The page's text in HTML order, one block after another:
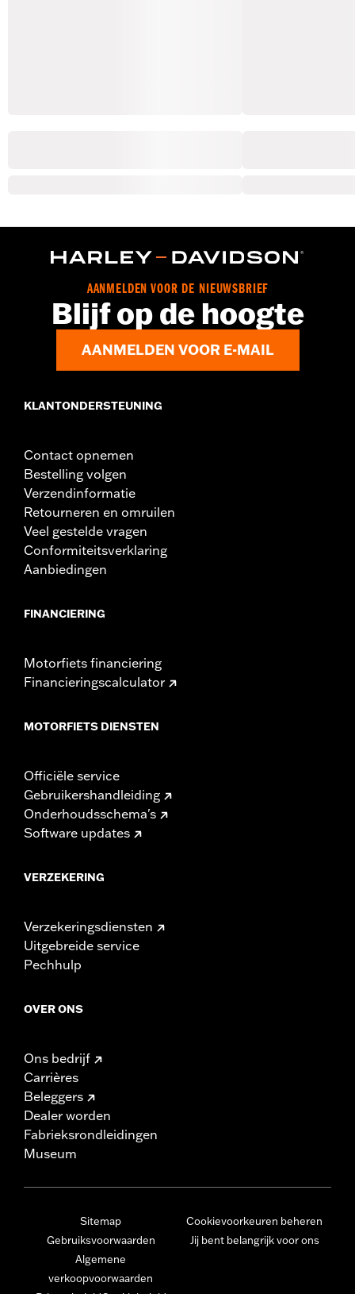
AANMELDEN VOOR DE NIEUWSBRIEF
Blijf op de hoogte
AANMELDEN VOOR E-MAIL
KLANTONDERSTEUNING
Contact opnemen
Bestelling volgen
Verzendinformatie
Retourneren en omruilen
Veel gestelde vragen
Conformiteitsverklaring
Aanbiedingen
FINANCIERING
Motorfiets financiering
Financieringscalculator
MOTORFIETS DIENSTEN
Officiële service
Gebruikershandleiding
Onderhoudsschema's
Software updates
VERZEKERING
Verzekeringsdiensten
Uitgebreide service
Pechhulp
OVER ONS
Ons bedrijf
Carrières
Beleggers
Dealer worden
Fabrieksrondleidingen
Museum
Sitemap
Gebruiksvoorwaarden
Algemene
verkoopvoorwaarden
Cookievoorkeuren beheren
Jij bent belangrijk voor ons